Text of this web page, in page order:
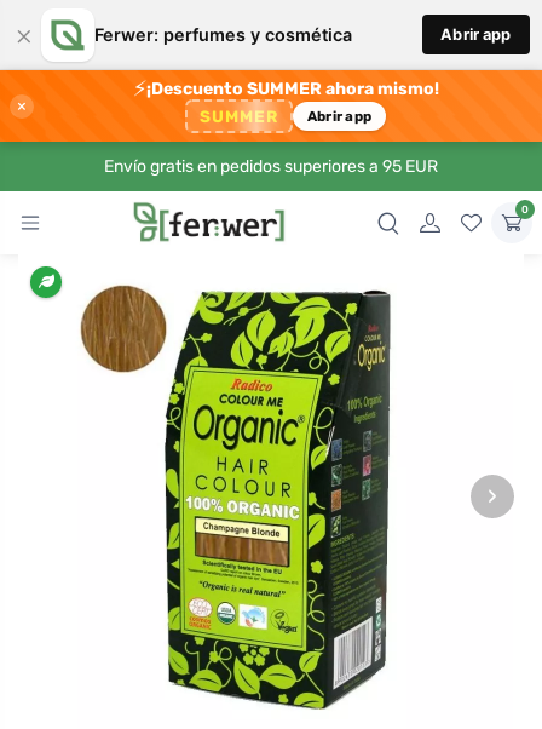
× Ferwer: perfumes y cosmética Abrir app
×
⚡¡Descuento SUMMER ahora mismo!
SUMMER Abrir app
Envío gratis en pedidos superiores a 95 EUR
0
›